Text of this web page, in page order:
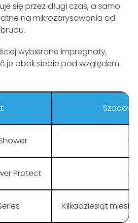
się przez długi czas, a samo
na mikrozarysowania od
wybierane impregnaty,
je obok siebie pod względem
Protect
Kilkadziesiąt